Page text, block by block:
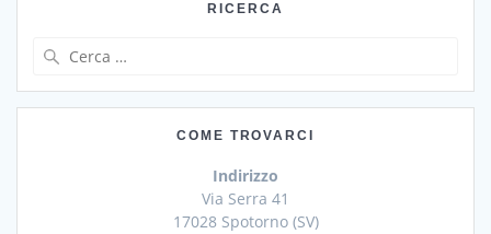
RICERCA
COME TROVARCI
Indirizzo
Via Serra 41
17028 Spotorno (SV)